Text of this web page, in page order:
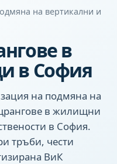
на вертикални и
в
в София
на подмяна на
в жилищни
в София.
тръби, чести
ВиК